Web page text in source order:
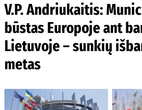
V.P. Andriukaitis:
būstas Europoje ant
Lietuvoje – sunkių
metas